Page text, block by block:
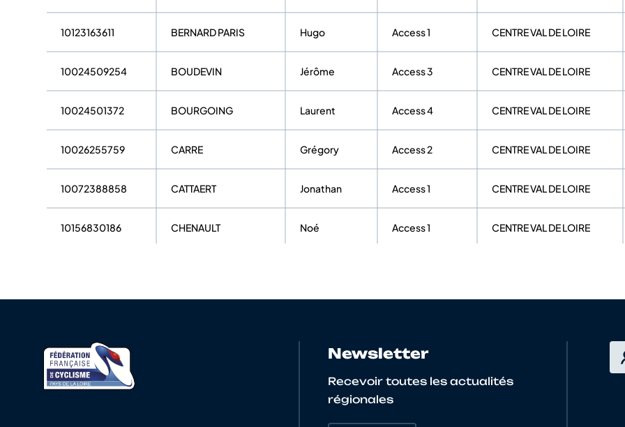
10123163611 BERNARD PARIS Hugo Access 1 CENTRE VAL DE LOIRE
10024509254 BOUDEVIN Jérôme Access 3 CENTRE VAL DE LOIRE
10024501372 BOURGOING Laurent Access 4 CENTRE VAL DE LOIRE
10026255759 CARRE Grégory Access 2 CENTRE VAL DE LOIRE
10072388858 CATTAERT Jonathan Access 1 CENTRE VAL DE LOIRE
10156830186 CHENAULT Noé Access 1 CENTRE VAL DE LOIRE
10068299805 CENTRE VAL DE LOIRE
10025860382 Frédérique Access 4 CENTRE VAL DE LOIRE
Access 2
Newsletter
Recevoir toutes les actualités
régionales